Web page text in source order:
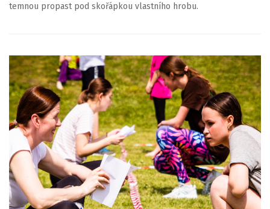
temnou propast pod skořápkou vlastního hrobu.